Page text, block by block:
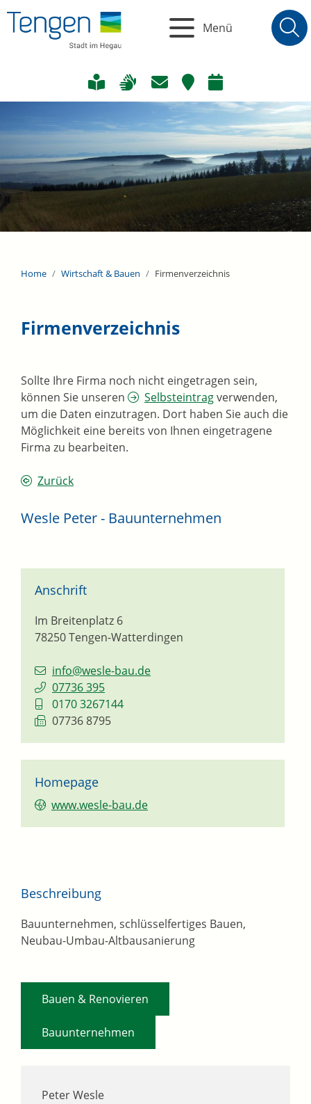
Menü
Home Wirtschaft & Bauen Firmenverzeichnis
Firmenverzeichnis
Sollte Ihre Firma noch nicht eingetragen sein,
können Sie unseren
Selbsteintragverwenden,
um die Daten einzutragen. Dort haben Sie auch die
Möglichkeit eine bereits von Ihnen eingetragene
Firma zu bearbeiten.
Zurück
Wesle Peter - Bauunternehmen
Anschrift
Im Breitenplatz 6
78250Tengen-Watterdingen
info@wesle-bau.de
07736 395
0170 3267144
07736 8795
Homepage
www.wesle-bau.de
Peter Wesle
Beschreibung
Bauunternehmen, schlüsselfertiges Bauen,
Neubau-Umbau-Altbausanierung
Bauen & Renovieren
Bauunternehmen